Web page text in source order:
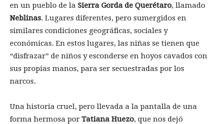
en un pueblo de la Sierra Gorda de Querétaro, llamado
Neblinas. Lugares diferentes, pero sumergidos en
similares condiciones geográficas, sociales y
económicas. En estos lugares, las niñas se tienen que
“disfrazar” de niños y esconderse en hoyos cavados con
sus propias manos, para ser secuestradas por los
narcos.
Una historia cruel, pero llevada a la pantalla de una
forma hermosa por Tatiana Huezo, que nos dejó